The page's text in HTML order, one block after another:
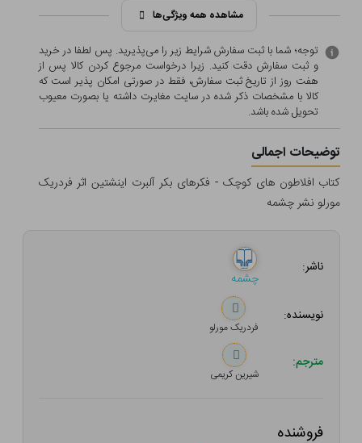
مشاهده همه ویژگی‌ها
توجه؛ شما با ثبت سفارش شرایط زیر را می‌پذیرید. پس لطفا در خرید
و ثبت سفارش دقت کنید. زیرا درخواست مرجوع کردن کالا پس از
هفت روز از تاریخ ثبت سفارش، فقط در صورتی امکان پذیر است که
کالا با مشخصات ذکر شده در سایت مغایرت داشته یا بصورت معيوب
تحویل شده باشد.
توضیحات اجمالی
کتاب افلاطون های کوچک - فکرهای بکر آلبرت اینشتین اثر فردریک
مورلو نشر چشمه
ناشر:
چشمه
نویسنده:
فردریک مورلو
مترجم:
شیرین کریمی
فروشنده